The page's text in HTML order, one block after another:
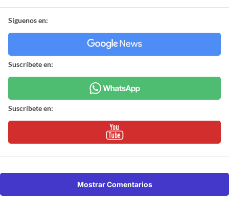
Síguenos en:
Suscríbete en:
Suscríbete en:
Mostrar Comentarios